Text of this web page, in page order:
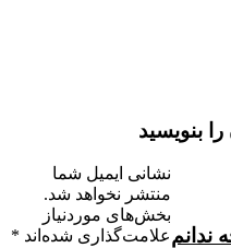
ندانم
را بنویسید
نشانی ایمیل شما
منتشر نخواهد شد.
بخش‌های موردنیاز
علامت‌گذاری شده‌اند *